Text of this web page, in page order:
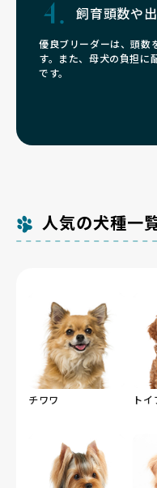
飼育頭数や
優良ブリーダーは、頭数
す。また、母犬の負担に
です。
人気の犬種一
チワワ ト